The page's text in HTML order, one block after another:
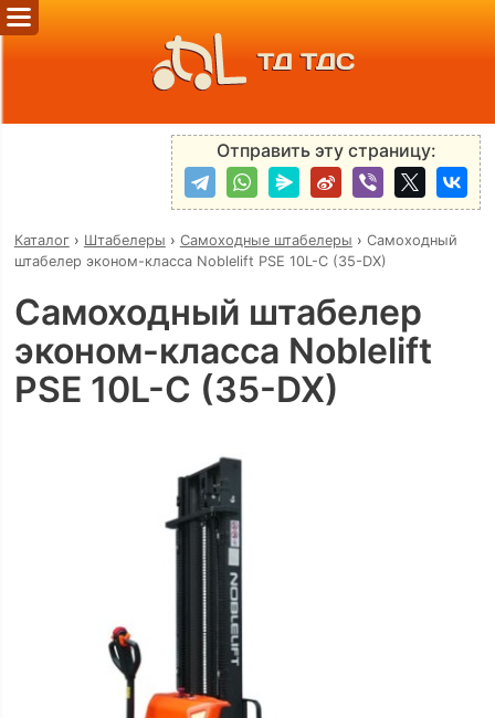
ТД ТДС
Отправить эту страницу:
Каталог› Штабелеры › Самоходные штабелеры › Самоходный
штабелер эконом-класса Noblelift PSE 10L-C (35-DX)
Самоходный штабелер
эконом-класса Noblelift
PSE 10L-C (35-DX)